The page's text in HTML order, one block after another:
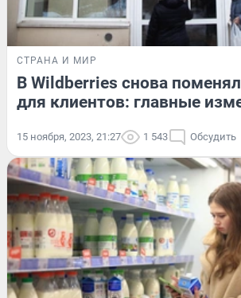
СТРАНА И МИР
В Wildberries снова
для клиентов: главные
15 ноября, 2023, 21:27 1 543 Обсудить